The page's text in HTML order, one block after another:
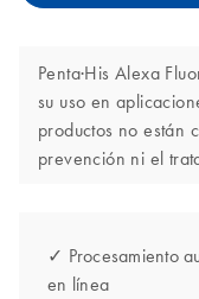
Penta·His Alexa
su uso en
productos no están
prevención ni el
✓ Procesamiento
en línea